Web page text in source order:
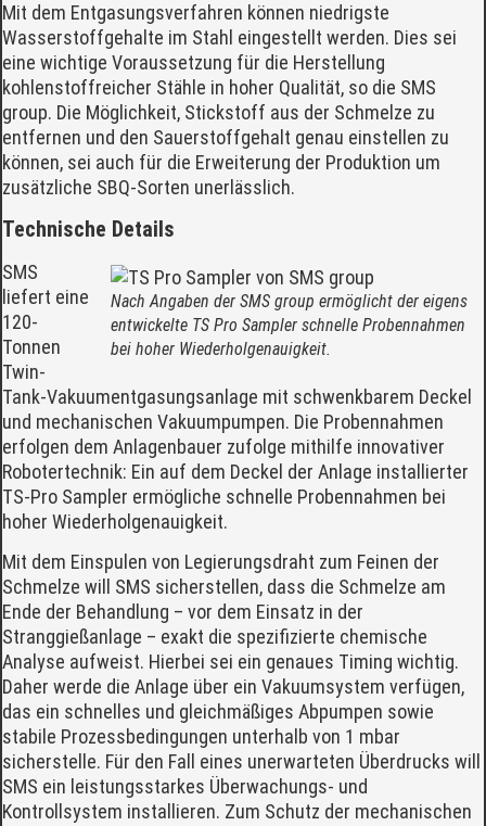
Mit dem Entgasungsverfahren können niedrigste
Wasserstoffgehalte im Stahl eingestellt werden. Dies sei
eine wichtige Voraussetzung für die Herstellung
kohlenstoffreicher Stähle in hoher Qualität, so die SMS
group. Die Möglichkeit, Stickstoff aus der Schmelze zu
entfernen und den Sauerstoffgehalt genau einstellen zu
können, sei auch für die Erweiterung der Produktion um
zusätzliche SBQ-Sorten unerlässlich.
Technische Details
Nach Angaben der SMS group ermöglicht der eigens
entwickelte TS Pro Sampler schnelle Probennahmen
bei hoher Wiederholgenauigkeit.
SMS
liefert eine
120-
Tonnen
Twin-
Tank-Vakuumentgasungsanlage mit schwenkbarem Deckel
und mechanischen Vakuumpumpen. Die Probennahmen
erfolgen dem Anlagenbauer zufolge mithilfe innovativer
Robotertechnik: Ein auf dem Deckel der Anlage installierter
TS-Pro Sampler ermögliche schnelle Probennahmen bei
hoher Wiederholgenauigkeit.
Mit dem Einspulen von Legierungsdraht zum Feinen der
Schmelze will SMS sicherstellen, dass die Schmelze am
Ende der Behandlung – vor dem Einsatz in der
Stranggießanlage – exakt die spezifizierte chemische
Analyse aufweist. Hierbei sei ein genaues Timing wichtig.
Daher werde die Anlage über ein Vakuumsystem verfügen,
das ein schnelles und gleichmäßiges Abpumpen sowie
stabile Prozessbedingungen unterhalb von 1 mbar
sicherstelle. Für den Fall eines unerwarteten Überdrucks will
SMS ein leistungsstarkes Überwachungs- und
Kontrollsystem installieren. Zum Schutz der mechanischen